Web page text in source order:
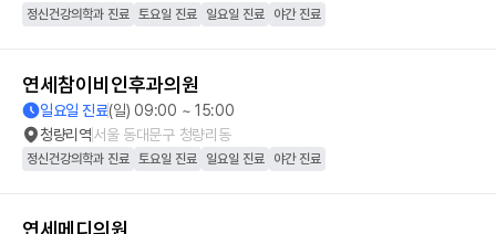
정신건강의학과 진료 토요일 진료 일요일 진료 야간 진료
연세참이비인후과의원
일요일 진료(일) 09:00 ~ 15:00
청량리역서울 동대문구 청량리동
정신건강의학과 진료 토요일 진료 일요일 진료 야간 진료
연세메디의원